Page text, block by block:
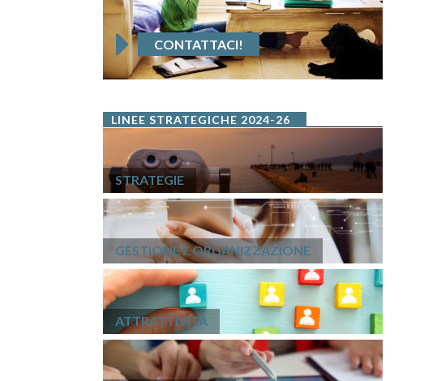
CONTATTACI!
LINEE STRATEGICHE 2024-26
STRATEGIE
GESTIONE E ORGANIZZAZIONE
ATTRATTIVITÀ